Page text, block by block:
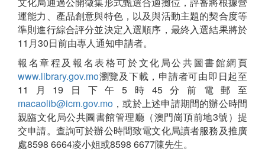
運能力、產品創意與特色，以及與活動主題的契合度等
準則進行綜合評分並決定入選順序，最終入選結果將於
11月30日前由專人通知申請者。
報名章程及報名表格可於文化局公共圖書館網頁
www.library.gov.mo瀏覽及下載，申請者可由即日起至
11月19日下午5時45分前電郵至
macaolib@icm.gov.mo ，或於上述申請期間的辦公時間
親臨文化局公共圖書館管理廳（澳門崗頂前地3號）提
交申請。查詢可於辦公時間致電文化局讀者服務及推廣
處8598 6664凌小姐或8598 6677陳先生。